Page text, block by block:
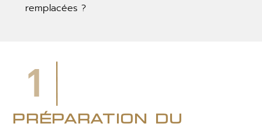
remplacées ?
1
préparation du